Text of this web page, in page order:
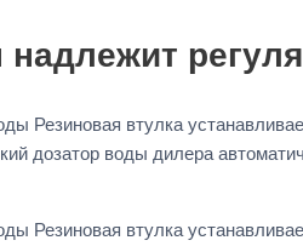
Резиновая втулка
дозатор воды дилера
Резиновая втулка